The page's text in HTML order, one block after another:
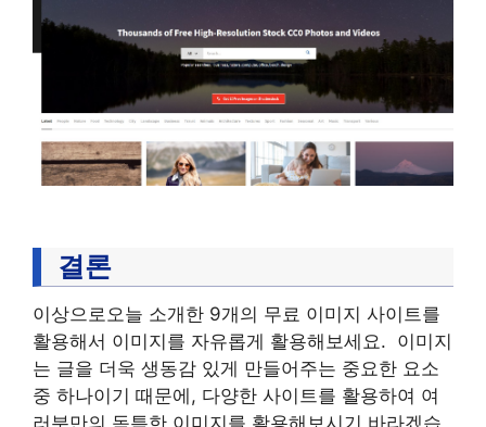
결론
이상으로오늘 소개한 9개의 무료 이미지 사이트를
활용해서 이미지를 자유롭게 활용해보세요. 이미지
는 글을 더욱 생동감 있게 만들어주는 중요한 요소
중 하나이기 때문에, 다양한 사이트를 활용하여 여
러분만의 독특한 이미지를 활용해보시기 바라겠습